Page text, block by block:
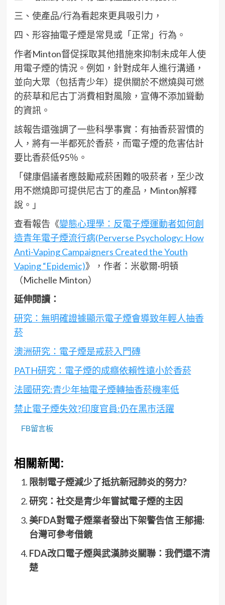
三、使產品/行為看起來更具吸引力，
四、形容抽電子煙是常見或「正常」行為。
作者Minton督促採取其他措施來抑制未成年人使
用電子煙的情況。例如，針對成年人進行溝通，
並向大眾（包括青少年）提供關於不燃燒與可燃
的菸草和尼古丁消費相對風險，宣傳不添加聳動
的資訊。
該報告還強調了一些科學事實：有抽香菸習慣的
人，將有一半都死於香菸，而電子煙的危害估計
要比香菸低95％。
「健康倡議者應鼓勵戒菸困難的吸菸者，至少改
用不燃燒即可提供尼古丁的產品，Minton解釋
說。」
查看報告《變態心理學：反電子煙運動者如何創
造青年電子煙流行病(Perverse Psychology: How
Anti-Vaping Campaigners Created the Youth
Vaping “Epidemic)》，作者：米歇爾·明頓
（Michelle Minton）
延伸閱讀：
研究：無明確證據顯示電子煙會導致年輕人抽香
菸
澳洲研究：電子煙是戒菸入門磚
PATH研究：電子煙的成癮依賴性遠小於香菸
法國研究:青少年抽電子煙轉抽香菸機率低
禁止電子煙失效?印度官員:仍在黑市活躍
FB留言板
相關新聞:
限制電子煙減少了抵抗新冠肺炎的努力?
研究：社交是青少年嘗試電子煙的主因
美FDA對電子煙業者發出下架警告信 王郁揚:
台灣可參考借鏡
FDA改口電子煙與武漢肺炎關聯：我們還不清
楚